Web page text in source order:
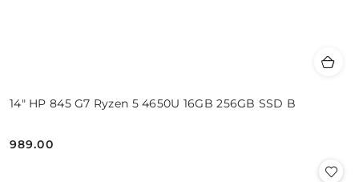
14" HP 845 G7 Ryzen 5 4650U 16GB 256GB SSD B
Cena:
989.00